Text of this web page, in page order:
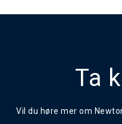
Ta
Vil du høre mer om